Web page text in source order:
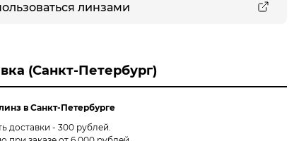
линзами
(Санкт-Петербург)
в Санкт-Петербурге
доставки - 300 рублей.